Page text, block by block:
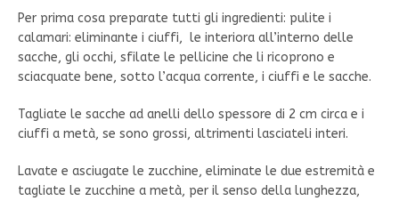
Per prima cosa preparate tutti gli ingredienti: pulite i
calamari: eliminante i ciuffi, le interiora all’interno delle
sacche, gli occhi, sfilate le pellicine che li ricoprono e
sciacquate bene, sotto l’acqua corrente, i ciuffi e le sacche.
Tagliate le sacche ad anelli dello spessore di 2 cm circa e i
ciuffi a metà, se sono grossi, altrimenti lasciateli interi.
Lavate e asciugate le zucchine, eliminate le due estremità e
tagliate le zucchine a metà, per il senso della lunghezza,